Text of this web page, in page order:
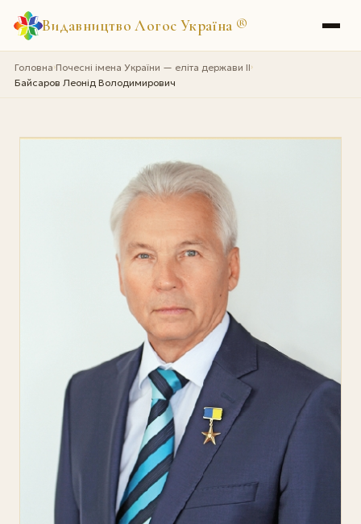
Видавництво Логос Україна ®
Головна›Почесні імена України — еліта держави II›
Байсаров Леонід Володимирович